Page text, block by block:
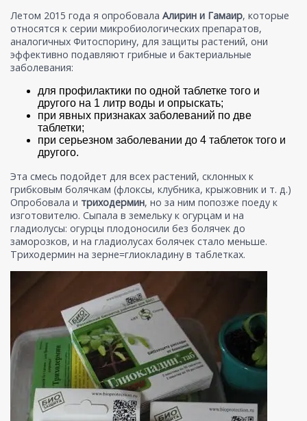
Летом 2015 года я опробовала Алирин и Гамаир, которые
относятся к серии микробиологических препаратов,
аналогичных Фитоспорину, для защиты растений, они
эффективно подавляют грибные и бактериальные
заболевания:
для профилактики по одной таблетке того и
другого на 1 литр воды и опрыскать;
при явных признаках заболеваний по две
таблетки;
при серьезном заболевании до 4 таблеток того и
другого.
Эта смесь подойдет для всех растений, склонных к
грибковым болячкам (флоксы, клубника, крыжовник и т. д.)
Опробовала и триходермин, но за ним попозже поеду к
изготовителю. Сыпала в земельку к огурцам и на
гладиолусы: огурцы плодоносили без болячек до
заморозков, и на гладиолусах болячек стало меньше.
Триходермин на зерне=глиокладину в таблетках.